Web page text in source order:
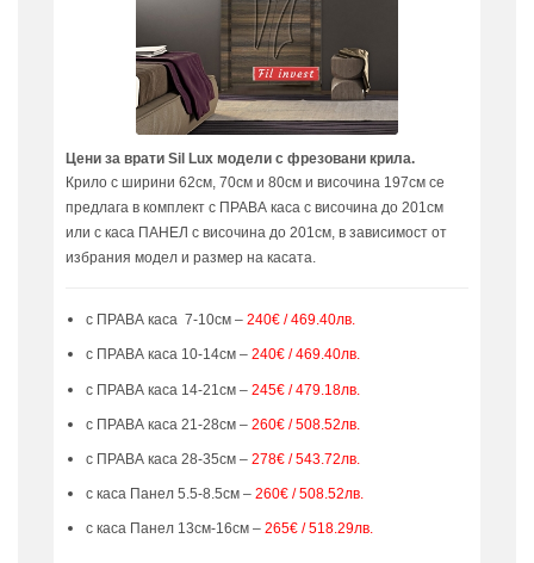
Цени за врати Sil Lux модели с фрезовани крила.
Крило с ширини 62см, 70см и 80см и височина 197см се
предлага в комплект с ПРАВА каса с височина до 201см
или с каса ПАНЕЛ с височина до 201см, в зависимост от
избрания модел и размер на касата.
с ПРАВА каса 7-10см –240€ / 469.40лв.
с ПРАВА каса 10-14см –240€ / 469.40лв.
с ПРАВА каса 14-21см –245€ / 479.18лв.
с ПРАВА каса 21-28см –260€ / 508.52лв.
с ПРАВА каса 28-35см –278€ / 543.72лв.
с каса Панел 5.5-8.5см –260€ / 508.52лв.
с каса Панел 13см-16см –265€ / 518.29лв.